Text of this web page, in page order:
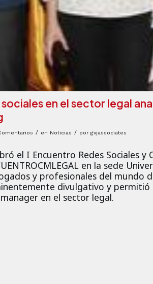
sociales en el sector legal
/ en Noticias / por gvjassociates
el I Encuentro Redes Sociales
en la sede
y profesionales del mundo
divulgativo y permitió
en el sector legal.